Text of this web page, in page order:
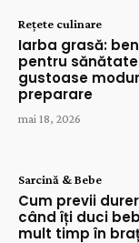
Rețete culinare
Iarba grasă:
pentru
gustoase
preparare
mai 18, 2026
Sarcină & Bebe
Cum previi
când îți duci
mult timp în